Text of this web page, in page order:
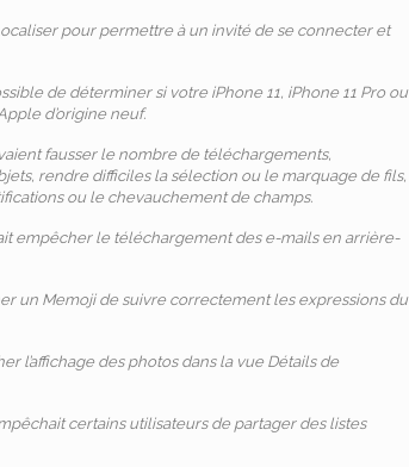
pour permettre à un invité de se connecter et
de déterminer si votre iPhone 11, iPhone 11 Pro ou
d’origine neuf.
fausser le nombre de téléchargements,
rendre difficiles la sélection ou le marquage de fils,
ou le chevauchement de champs.
empêcher le téléchargement des e-mails en arrière-
un Memoji de suivre correctement les expressions du
l’affichage des photos dans la vue Détails de
certains utilisateurs de partager des listes